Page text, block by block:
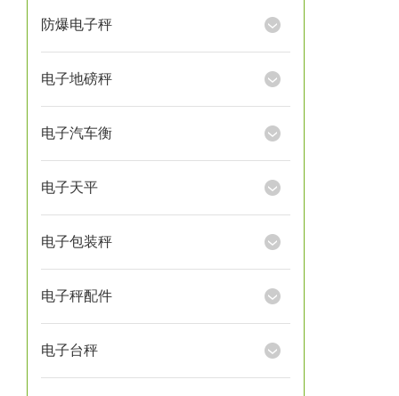
防爆电子秤
电子地磅秤
电子汽车衡
电子天平
电子包装秤
电子秤配件
电子台秤